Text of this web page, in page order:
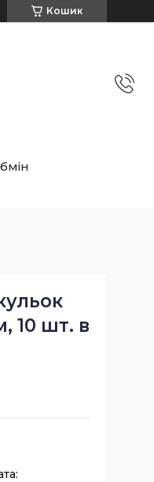
Кошик
10 шт. в